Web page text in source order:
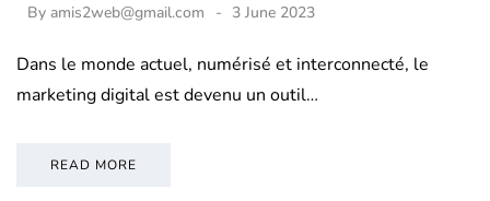
By amis2web@gmail.com 3 June 2023
Dans le monde actuel, numérisé et interconnecté, le
marketing digital est devenu un outil…
READ MORE